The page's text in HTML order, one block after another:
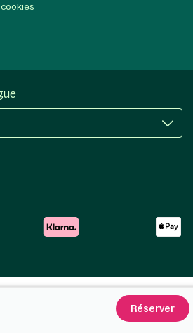
Réserver